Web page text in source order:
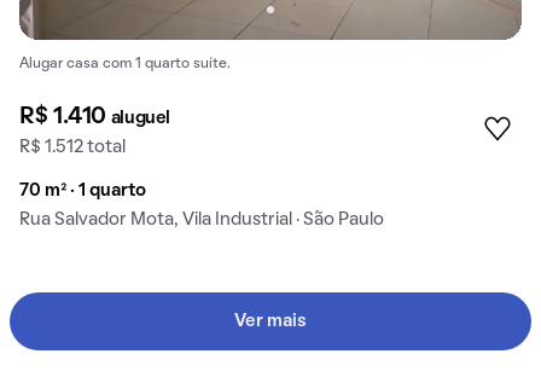
Alugar casa com 1 quarto suíte.
R$ 1.410 aluguel
R$ 1.512 total
70 m² · 1 quarto
Rua Salvador Mota, Vila Industrial · São Paulo
Ver mais